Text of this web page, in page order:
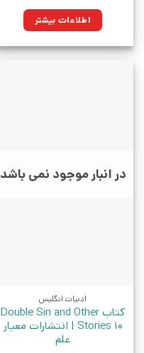
اطلاعات بیشتر
در انبار موجود نمی باشد
ادبیات انگلیس
کتاب Double Sin and Other
Stories 10 | انتشارات معیار
علم